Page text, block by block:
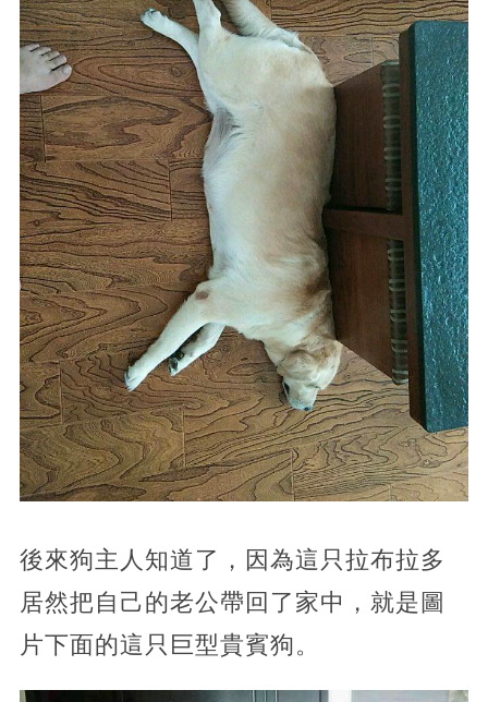
後來狗主人知道了，因為這只拉布拉多
居然把自己的老公帶回了家中，就是圖
片下面的這只巨型貴賓狗。